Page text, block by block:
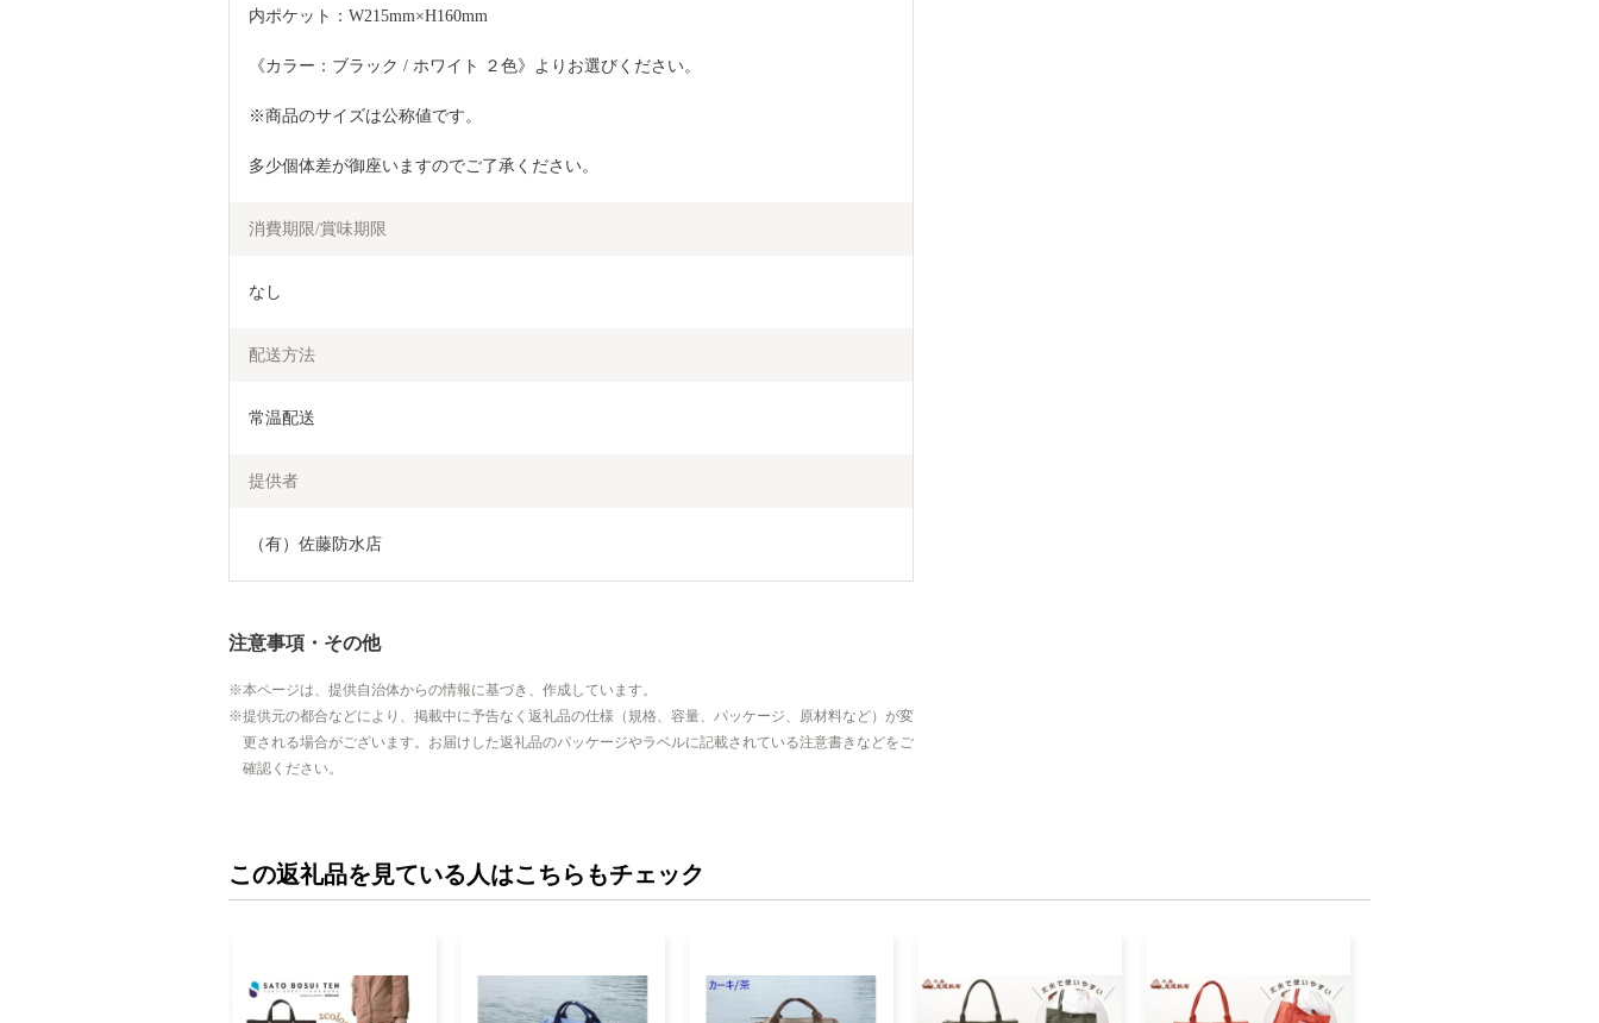
内ポケット：W215mm×H160mm
《カラー：ブラック / ホワイト ２色》よりお選びください。
※商品のサイズは公称値です。
多少個体差が御座いますのでご了承ください。
消費期限/賞味期限
なし
配送方法
常温配送
提供者
（有）佐藤防水店
注意事項・その他
本ページは、提供自治体からの情報に基づき、作成しています。
提供元の都合などにより、掲載中に予告なく返礼品の仕様（規格、容量、パッケージ、原材料など）が変
更される場合がございます。お届けした返礼品のパッケージやラベルに記載されている注意書きなどをご
確認ください。
この返礼品を見ている人はこちらもチェック